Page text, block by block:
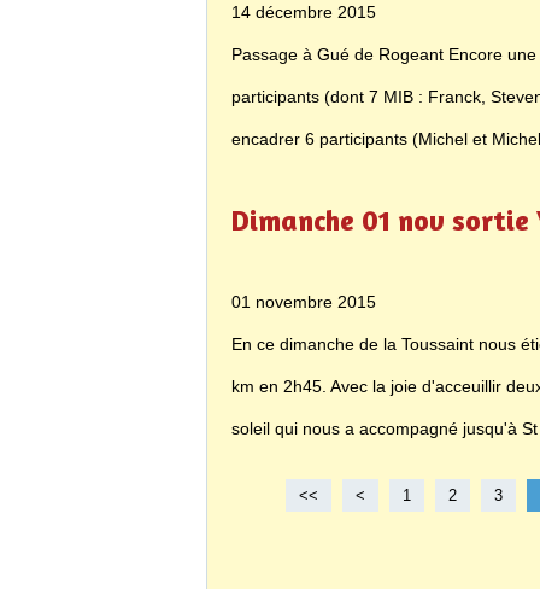
14 décembre 2015
Passage à Gué de Rogeant Encore
participants (dont 7 MIB : Franck,
encadrer 6 participants (Michel et
Dimanche 01 nov sortie
01 novembre 2015
En ce dimanche de la Toussaint nous
km en 2h45. Avec la joie d'acceuillir
soleil qui nous a accompagné jusqu'à
<< < 1 2 3